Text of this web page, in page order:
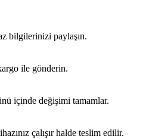
bilgilerinizi paylaşın.
ile gönderin.
içinde değişimi tamamlar.
çalışır halde teslim edilir.